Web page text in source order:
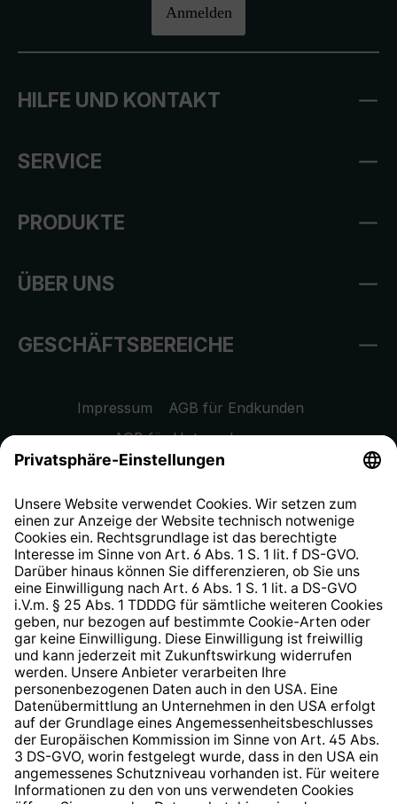
Anmelden
HILFE UND KONTAKT
SERVICE
PRODUKTE
ÜBER UNS
GESCHÄFTSBEREICHE
Impressum
AGB für Endkunden
AGB für Unternehmen
Datenschutzhinweis
Widerrufsrecht
Hinweisgeberschutzsystem
Barrierefreiheit